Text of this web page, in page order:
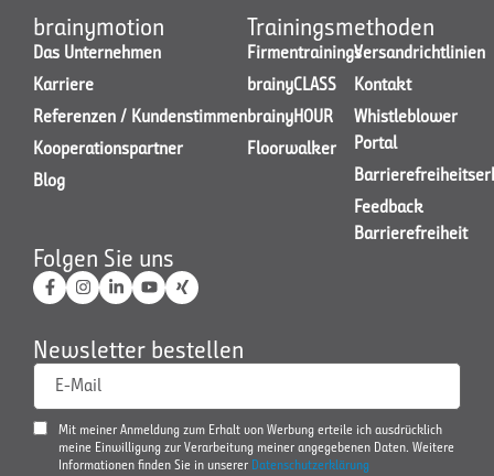
JETZT KONTAKT AUFNEHMEN
brainymotion
Das Unternehmen
Karriere
Referenzen / Kundenstimmen
Kooperationspartner
Blog
Trainingsmethoden
Firmentrainings
brainyCLASS
brainyHOUR
Floorwalker
Versandrichtlinien
Kontakt
Whistleblower
Portal
Feedback
Barrierefreiheit
Folgen Sie uns
Newsletter bestellen
E-Mail
Mit meiner Anmeldung zum Erhalt von Werbung erteile ich ausdrücklich
meine Einwilligung zur Verarbeitung meiner angegebenen Daten. Weitere
Informationen finden Sie in unserer Datenschutzerklärung